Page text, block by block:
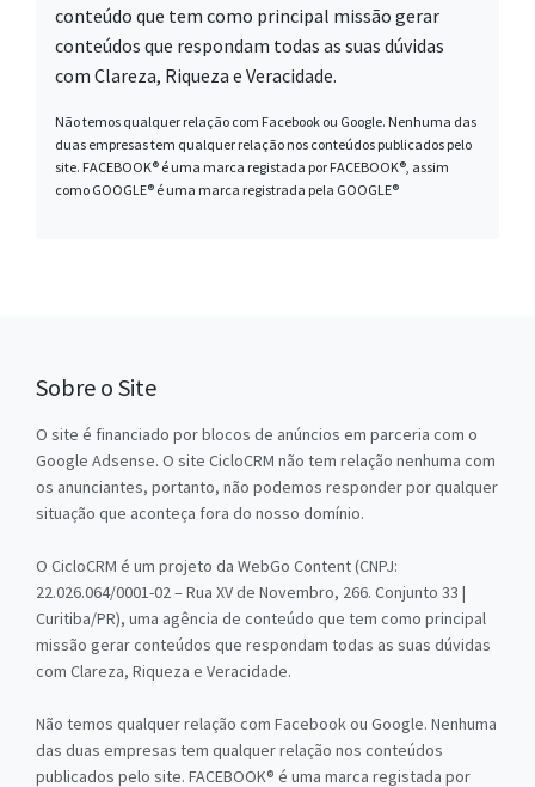
conteúdo que tem como principal missão gerar
conteúdos que respondam todas as suas dúvidas
com Clareza, Riqueza e Veracidade.
Não temos qualquer relação com Facebook ou Google. Nenhuma das
duas empresas tem qualquer relação nos conteúdos publicados pelo
site. FACEBOOK® é uma marca registada por FACEBOOK®, assim
como GOOGLE® é uma marca registrada pela GOOGLE®
Sobre o Site
O site é financiado por blocos de anúncios em parceria com o
Google Adsense. O site CicloCRM não tem relação nenhuma com
os anunciantes, portanto, não podemos responder por qualquer
situação que aconteça fora do nosso domínio.
O CicloCRM é um projeto da WebGo Content (CNPJ:
22.026.064/0001-02 – Rua XV de Novembro, 266. Conjunto 33 |
Curitiba/PR), uma agência de conteúdo que tem como principal
missão gerar conteúdos que respondam todas as suas dúvidas
com Clareza, Riqueza e Veracidade.
Não temos qualquer relação com Facebook ou Google. Nenhuma
das duas empresas tem qualquer relação nos conteúdos
publicados pelo site. FACEBOOK® é uma marca registada por